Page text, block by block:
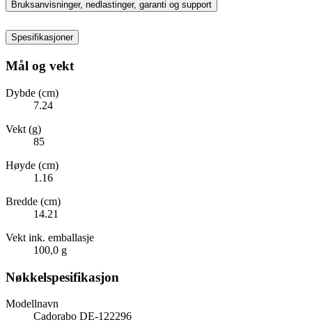
Bruksanvisninger, nedlastinger, garanti og support
Spesifikasjoner
Mål og vekt
Dybde (cm)
7.24
Vekt (g)
85
Høyde (cm)
1.16
Bredde (cm)
14.21
Vekt ink. emballasje
100,0 g
Nøkkelspesifikasjon
Modellnavn
Cadorabo DE-122296